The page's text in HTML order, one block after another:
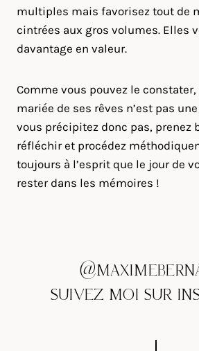
multiples mais favorisez tout de
cintrées aux gros volumes. Elles
davantage en valeur.
Comme vous pouvez le
mariée de ses rêves n’est pas
vous précipitez donc pas, prenez
réfléchir et procédez
toujours à l’esprit que le jour de
rester dans les mémoires !
SUIVEZ MOI SUR